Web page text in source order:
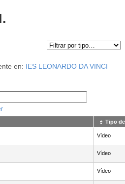
en: IES LEONARDO DA VINCI
Tipo
Vídeo
Vídeo
Vídeo